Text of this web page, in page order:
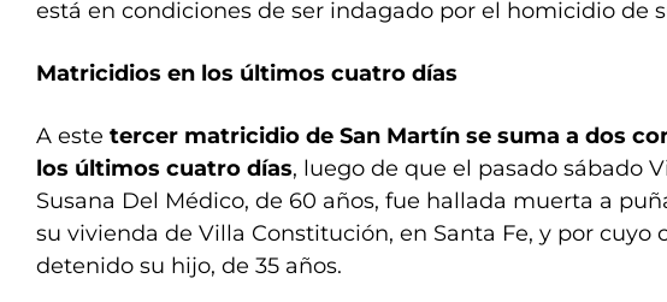
está en condiciones de ser indagado por el homicidio de
Matricidios en los últimos cuatro días
A este tercer matricidio de San Martín se suma a dos
los últimos cuatro días, luego de que el pasado sábado
Susana Del Médico, de 60 años, fue hallada muerta a
su vivienda de Villa Constitución, en Santa Fe, y por cuyo
detenido su hijo, de 35 años.